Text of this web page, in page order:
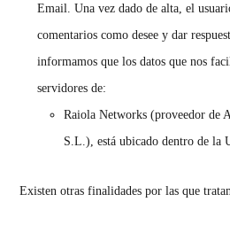
Email. Una vez dado de alta, el
comentarios como desee y dar
informamos que los datos que nos
servidores de:
Raiola Networks (proveedor de
S.L.), está ubicado dentro de la
Existen otras finalidades por las que